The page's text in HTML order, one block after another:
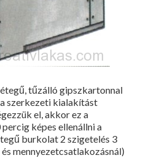
tűzálló gipszkartonnal
szerkezeti kialakítást
el, akkor ez a
képes ellenállni a
burkolat 2 szigetelés 3
mennyezetcsatlakozásnál)